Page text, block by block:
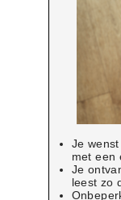
Je
met een
Je
leest zo